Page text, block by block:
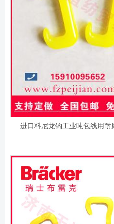
进口料尼龙钩工业吨包线用